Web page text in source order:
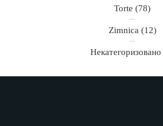
Torte (78)
Zimnica (12)
Некатегоризовано